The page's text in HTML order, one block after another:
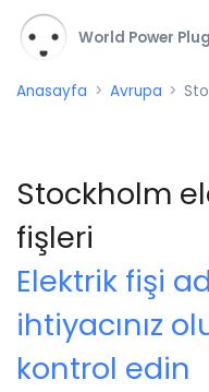
World Power
Anasayfa Avrupa
Stockholm
fişleri
Elektrik fişi
ihtiyacınız
kontrol edin